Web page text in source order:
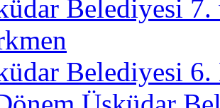
Belediyesi
Belediyesi 6.